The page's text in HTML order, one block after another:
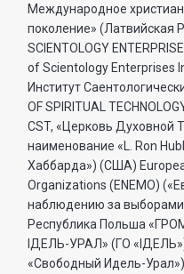
Международное
поколение» (Латвийская
SCIENTOLOGY
of Scientology Enterprises
Институт
OF SPIRITUAL
CST, «Церковь Духовной
наименование «L. Ron
Хаббарда») (США)
Organizations (ENEMO)
наблюдению за
Республика Польша
IДЕЛЬ-УРАЛ» (ГО
«Свободный Идель-